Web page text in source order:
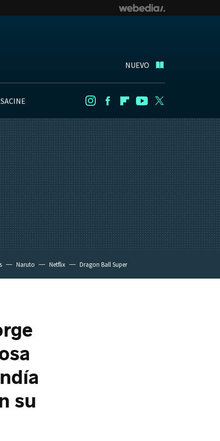
NUEVO
InstagramFacebookFlipboard
Youtube
Naruto Netflix Dragon Ball Super
su